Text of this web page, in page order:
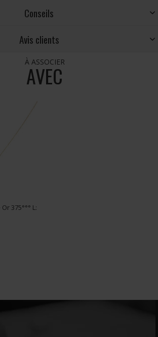
Conseils
Avis clients
À ASSOCIER
AVEC
375°°° L: